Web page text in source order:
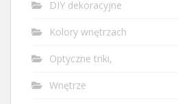
DIY dekoracyjne
Kolory wnętrzach
Optyczne triki,
Wnętrze